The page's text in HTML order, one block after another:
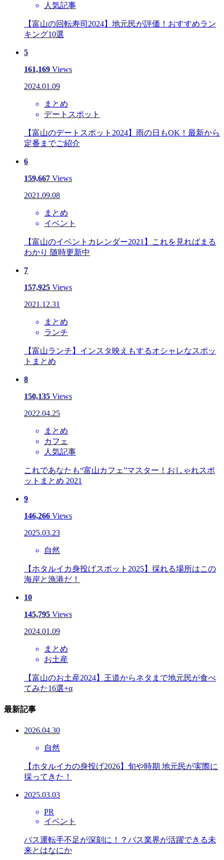
人気記事
【富山の回転寿司2024】地元民が評価！おすすめラン
キング10選
5
161,169 Views
2024.01.09
まとめ
デートスポット
【富山のデートスポット2024】雨の日もOK！最新から
定番までご紹介
6
159,667 Views
2021.09.08
まとめ
イベント
【富山のイベントカレンダー2021】これを見ればまる
わかり 随時更新中
7
157,925 Views
2021.12.31
まとめ
ランチ
【富山ランチ】インスタ映えもするオシャレなスポッ
トまとめ
8
150,135 Views
2022.04.25
まとめ
カフェ
人気記事
これであなたも“富山カフェ”マスター！おしゃれスポ
ットまとめ 2021
9
146,266 Views
2025.03.23
自然
【ホタルイカ身投げスポット2025】採れる場所はこの
海岸と漁港だ！
10
145,795 Views
2024.01.09
まとめ
お土産
【富山のお土産2024】王道からネタまで地元民が食べ
てみた16選+α
最新記事
2026.04.30
自然
【ホタルイカの身投げ2026】旬や時期 地元民が実際に
採ってきた！
2025.03.03
PR
イベント
バス運転手不足が深刻に！？バス業界が活躍できる未
来とはなにか